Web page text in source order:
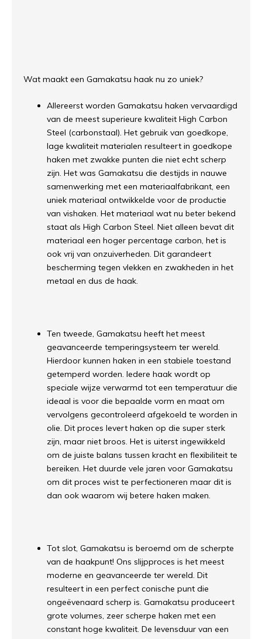
Wat maakt een Gamakatsu haak nu zo uniek?
Allereerst worden Gamakatsu haken vervaardigd
van de meest superieure kwaliteit High Carbon
Steel (carbonstaal). Het gebruik van goedkope,
lage kwaliteit materialen resulteert in goedkope
haken met zwakke punten die niet echt scherp
zijn. Het was Gamakatsu die destijds in nauwe
samenwerking met een materiaalfabrikant, een
uniek materiaal ontwikkelde voor de productie
van vishaken. Het materiaal wat nu beter bekend
staat als High Carbon Steel. Niet alleen bevat dit
materiaal een hoger percentage carbon, het is
ook vrij van onzuiverheden. Dit garandeert
bescherming tegen vlekken en zwakheden in het
metaal en dus de haak.
Ten tweede, Gamakatsu heeft het meest
geavanceerde temperingsysteem ter wereld.
Hierdoor kunnen haken in een stabiele toestand
getemperd worden. Iedere haak wordt op
speciale wijze verwarmd tot een temperatuur die
ideaal is voor die bepaalde vorm en maat om
vervolgens gecontroleerd afgekoeld te worden in
olie. Dit proces levert haken op die super sterk
zijn, maar niet broos. Het is uiterst ingewikkeld
om de juiste balans tussen kracht en flexibiliteit te
bereiken. Het duurde vele jaren voor Gamakatsu
om dit proces wist te perfectioneren maar dit is
dan ook waarom wij betere haken maken.
Tot slot, Gamakatsu is beroemd om de scherpte
van de haakpunt! Ons slijpproces is het meest
moderne en geavanceerde ter wereld. Dit
resulteert in een perfect conische punt die
ongeëvenaard scherp is. Gamakatsu produceert
grote volumes, zeer scherpe haken met een
constant hoge kwaliteit. De levensduur van een